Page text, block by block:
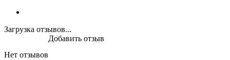
Загрузка отзывов...
Нет отзывов
Добавить отзыв